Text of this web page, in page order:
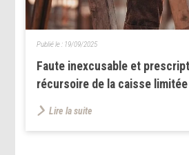
Faute inexcusable et
récursoire de la caisse limitée
Publié le : 19/09/2025
Lire la suite